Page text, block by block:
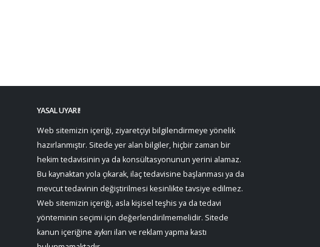
YASAL UYARI!
Web sitemizin içeriği, ziyaretçiyi bilgilendirmeye yönelik
hazırlanmıştır. Sitede yer alan bilgiler, hiçbir zaman bir
hekim tedavisinin ya da konsültasyonunun yerini alamaz.
Bu kaynaktan yola çıkarak, ilaç tedavisine başlanması ya da
mevcut tedavinin değiştirilmesi kesinlikte tavsiye edilmez.
Web sitemizin içeriği, asla kişisel teşhis ya da tedavi
yönteminin seçimi için değerlendirilmemelidir. Sitede
kanun içeriğine aykırı ilan ve reklam yapma kastı